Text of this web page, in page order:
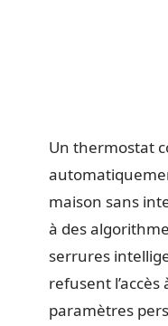
Un thermostat
maison sans
à des
serrures
refusent
paramètres